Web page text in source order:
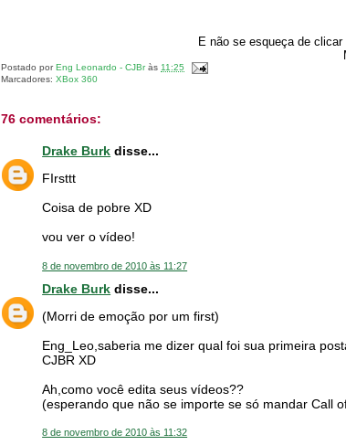
E não se esqueça de clicar
Postado porEng Leonardo - CJBràs11:25
Marcadores:XBox 360
76 comentários:
Drake Burk disse...
FIrsttt
Coisa de pobre XD
vou ver o vídeo!
8 de novembro de 2010 às 11:27
Drake Burk disse...
(Morri de emoção por um first)
Eng_Leo,saberia me dizer qual foi sua primeira
CJBR XD
Ah,como você edita seus vídeos??
(esperando que não se importe se só mandar Call
8 de novembro de 2010 às 11:32